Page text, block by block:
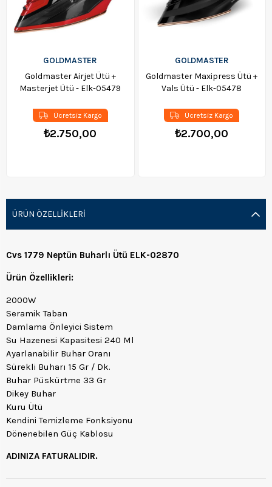
GOLDMASTER
Goldmaster Airjet Ütü +
Masterjet Ütü - Elk-05479
₺2.750,00
Ücretsiz Kargo
GOLDMASTER
Goldmaster Maxipress Ütü +
Vals Ütü - Elk-05478
₺2.700,00
Ücretsiz Kargo
ÜRÜN ÖZELLIKLERI
Cvs 1779 Neptün Buharlı Ütü ELK-02870
Ürün Özellikleri:
2000W
Seramik Taban
Damlama Önleyici Sistem
Su Hazenesi Kapasitesi 240 Ml
Ayarlanabilir Buhar Oranı
Sürekli Buharı 15 Gr / Dk.
Buhar Püskürtme 33 Gr
Dikey Buhar
Kuru Ütü
Kendini Temizleme Fonksiyonu
Dönenebilen Güç Kablosu
ADINIZA FATURALIDIR.